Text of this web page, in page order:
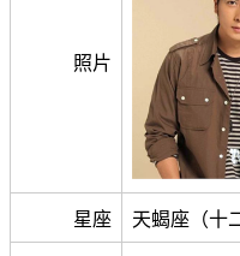
照片
星座 天蝎座（十